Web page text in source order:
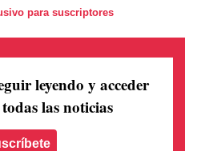
para suscriptores
leyendo y acceder
las noticias